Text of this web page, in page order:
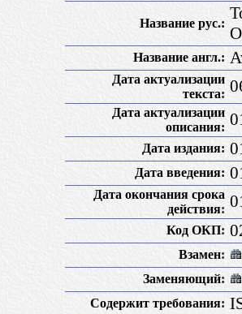
Название рус.:
Название англ.:
Дата актуализации
текста:
Дата актуализации
описания:
Дата издания:
Дата введения:
Дата окончания срока
действия:
Код ОКП:
Взамен:
Заменяющий:
Содержит требования: